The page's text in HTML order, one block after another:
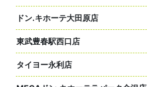
ドン.キホーテ大田原店
東武豊春駅西口店
タイヨー永利店